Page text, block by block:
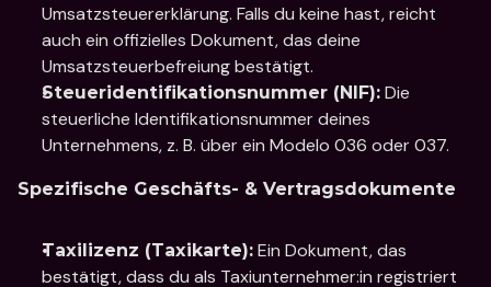
Umsatzsteuererklärung. Falls du keine hast, reicht
auch ein offizielles Dokument, das deine
Umsatzsteuerbefreiung bestätigt.
Steueridentifikationsnummer (NIF): Die
steuerliche Identifikationsnummer deines
Unternehmens, z. B. über ein Modelo 036 oder 037.
Spezifische Geschäfts- & Vertragsdokumente
Taxilizenz (Taxikarte): Ein Dokument, das
bestätigt, dass du als Taxiunternehmer:in registriert